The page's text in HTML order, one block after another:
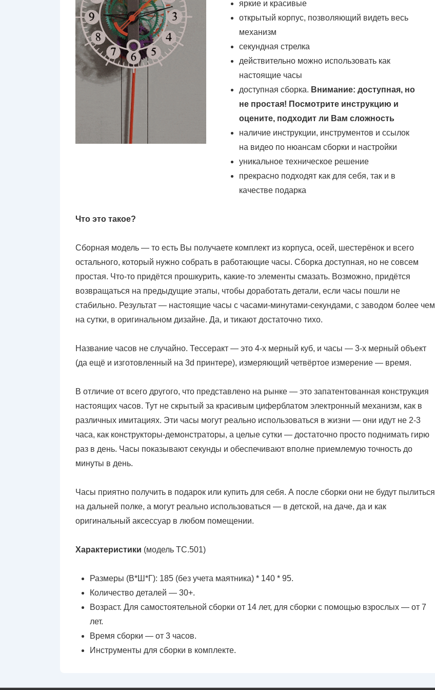
яркие и красивые
открытый корпус, позволяющий видеть весь
механизм
секундная стрелка
действительно можно использовать как
настоящие часы
доступная сборка. Внимание: доступная, но
не простая! Посмотрите инструкцию и
оцените, подходит ли Вам сложность
наличие инструкции, инструментов и ссылок
на видео по нюансам сборки и настройки
уникальное техническое решение
прекрасно подходят как для себя, так и в
качестве подарка
Что это такое?
Сборная модель — то есть Вы получаете комплект из корпуса, осей, шестерёнок и всего
остального, который нужно собрать в работающие часы. Сборка доступная, но не совсем
простая. Что-то придётся прошкурить, какие-то элементы смазать. Возможно, придётся
возвращаться на предыдущие этапы, чтобы доработать детали, если часы пошли не
стабильно. Результат — настоящие часы с часами-минутами-секундами, с заводом более чем
на сутки, в оригинальном дизайне. Да, и тикают достаточно тихо.
Название часов не случайно. Тессеракт — это 4-х мерный куб, и часы — 3-х мерный объект
(да ещё и изготовленный на 3d принтере), измеряющий четвёртое измерение — время.
В отличие от всего другого, что представлено на рынке — это запатентованная конструкция
настоящих часов. Тут не скрытый за красивым циферблатом электронный механизм, как в
различных имитациях. Эти часы могут реально использоваться в жизни — они идут не 2-3
часа, как конструкторы-демонстраторы, а целые сутки — достаточно просто поднимать гирю
раз в день. Часы показывают секунды и обеспечивают вполне приемлемую точность до
минуты в день.
Часы приятно получить в подарок или купить для себя. А после сборки они не будут пылиться
на дальней полке, а могут реально использоваться — в детской, на даче, да и как
оригинальный аксессуар в любом помещении.
Характеристики (модель ТС.501)
Размеры (В*Ш*Г): 185 (без учета маятника) * 140 * 95.
Количество деталей — 30+.
Возраст. Для самостоятельной сборки от 14 лет, для сборки с помощью взрослых — от 7
лет.
Время сборки — от 3 часов.
Инструменты для сборки в комплекте.